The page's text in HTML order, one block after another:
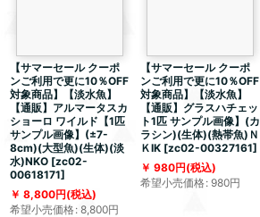
【サマーセール クーポ
ンご利用で更に10％OFF
対象商品】【淡水魚】
【通販】アルマータスカ
ショーロ ワイルド【1匹
サンプル画像】(±7-
8cm)(大型魚)(生体)(淡
水)NKO [zc02-
00618171]
8,800円(税込)
希望小売価格: 8,800円
【サマーセール クーポ
ンご利用で更に10％OFF
対象商品】【淡水魚】
【通販】グラスハチェッ
ト1匹 サンプル画像】(カ
ラシン)(生体)(熱帯魚)Ｎ
ＫIK [zc02-00327161]
980円(税込)
希望小売価格: 980円